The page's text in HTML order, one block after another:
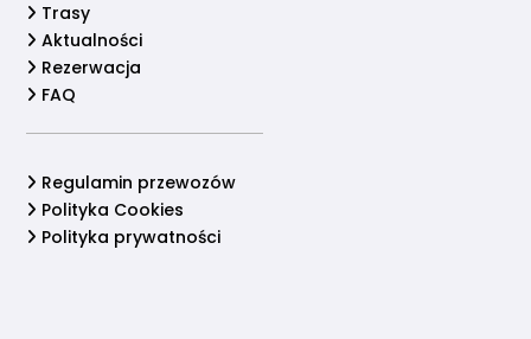
Trasy
Aktualności
Rezerwacja
FAQ
Regulamin przewozów
Polityka Cookies
Polityka prywatności